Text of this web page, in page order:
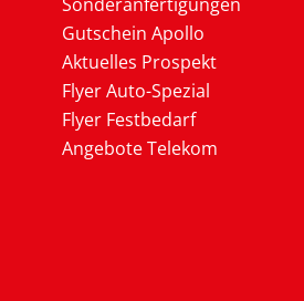
Gutschein Apollo
Aktuelles Prospekt
Flyer Auto-Spezial
Flyer Festbedarf
Angebote Telekom